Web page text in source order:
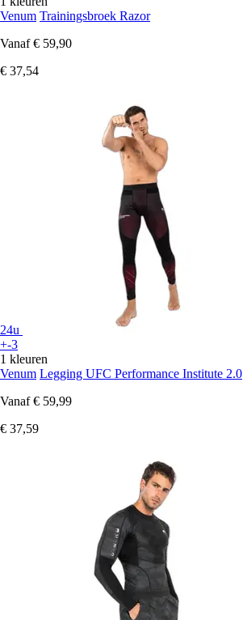
Venum Trainingsbroek Razor
Vanaf € 59,90
€ 37,54
24u
+-3
1 kleuren
Venum Legging UFC Performance Institute 2.0
Vanaf € 59,99
€ 37,59